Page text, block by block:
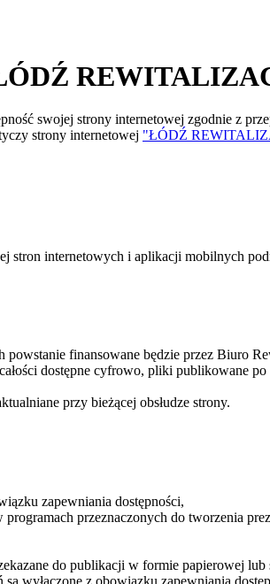
swojej strony internetowej zgodnie z
strony internetowej "ŁÓDŹ
stron internetowych i aplikacji mobilnych
finansowane będzie przez Biuro
dostępne cyfrowo, pliki publikowane
przy bieżącej obsłudze strony.
zapewniania dostępności,
przeznaczonych do tworzenia
do publikacji w formie papierowej lub
wyłączone z obowiązku zapewniania